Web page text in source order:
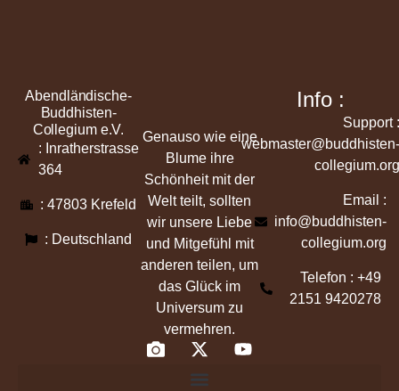
Abendländische-
Buddhisten-
Collegium e.V.
: Inratherstrasse
364
: 47803 Krefeld
: Deutschland
Genauso wie eine
Blume ihre
Schönheit mit der
Welt teilt, sollten
wir unsere Liebe
und Mitgefühl mit
anderen teilen, um
das Glück im
Universum zu
vermehren.
Info :
Support :
webmaster@buddhisten-
collegium.org
Email :
info@buddhisten-
collegium.org
Telefon : +49
2151 9420278